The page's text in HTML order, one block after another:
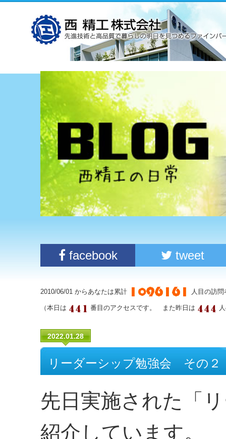
facebook tweet
2010/06/01 からあなたは累計 人目の訪
（本日は 番目のアクセスです。 また昨日は
2022.01.28
リーダーシップ勉強会 その２
先日実施された「
紹介しています。